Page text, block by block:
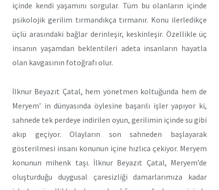
içinde kendi yaşamını sorgular. Tüm bu olanların içinde
psikolojik gerilim tırmandıkça tırmanır. Konu ilerledikçe
üçlü arasındaki bağlar derinleşir, keskinleşir. Özellikle üç
insanın yaşamdan beklentileri adeta insanların hayatla
olan kavgasının fotoğrafı olur.
İlknur Beyazıt Çatal, hem yönetmen koltuğunda hem de
Meryem’ in dünyasında öylesine başarılı işler yapıyor ki,
sahnede tek perdeye indirilen oyun, gerilimin içinde su gibi
akıp geçiyor. Olayların son sahneden başlayarak
gösterilmesi insanı konunun içine hızlıca çekiyor. Meryem
konunun mihenk taşı. İlknur Beyazıt Çatal, Meryem’de
oluşturduğu duygusal çaresizliği damarlarımıza kadar